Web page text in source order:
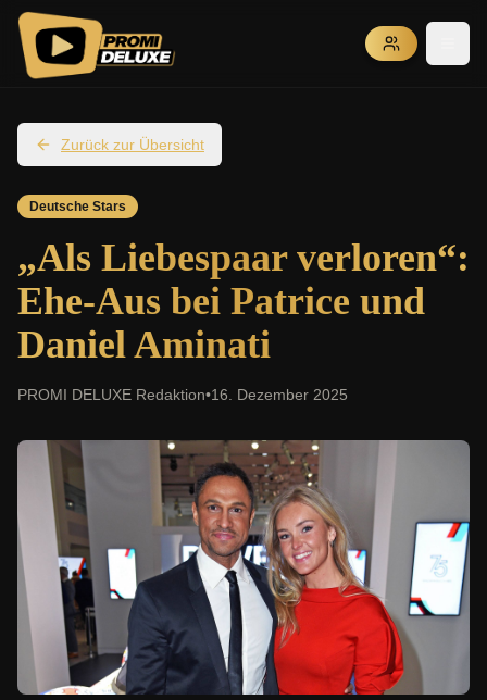
Zurück zur Übersicht
Deutsche Stars
„Als Liebespaar verloren“:
Ehe-Aus bei Patrice und
Daniel Aminati
PROMI DELUXE Redaktion•16. Dezember 2025